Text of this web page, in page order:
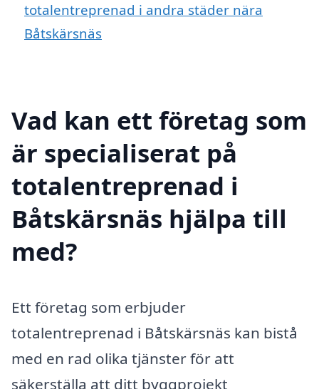
totalentreprenad i andra städer nära
Båtskärsnäs
Vad kan ett företag som
är specialiserat på
totalentreprenad i
Båtskärsnäs hjälpa till
med?
Ett företag som erbjuder
totalentreprenad i Båtskärsnäs kan bistå
med en rad olika tjänster för att
säkerställa att ditt byggprojekt